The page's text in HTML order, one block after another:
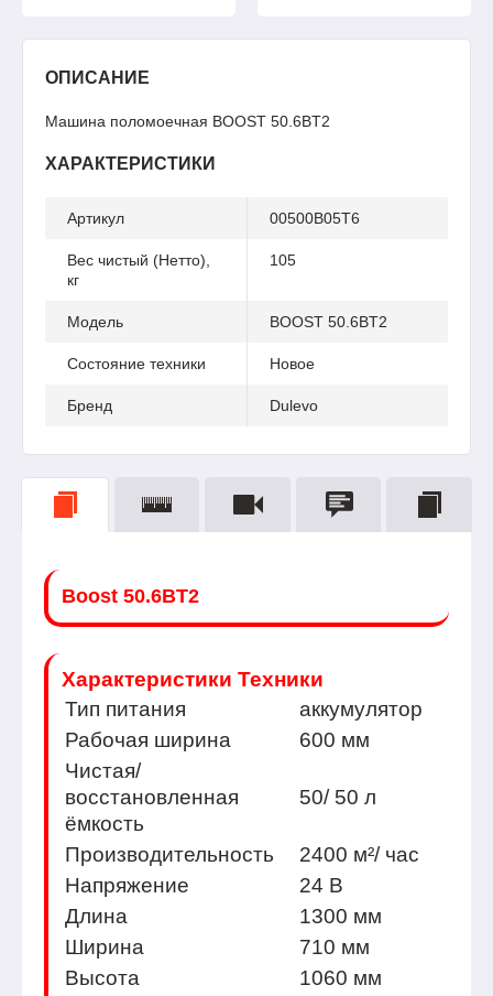
ОПИСАНИЕ
Машина поломоечная BOOST 50.6BT2
ХАРАКТЕРИСТИКИ
Артикул 00500B05T6
Вес чистый (Нетто),
кг
105
Модель BOOST 50.6BT2
Состояние техники Новое
Бренд Dulevo
Boost 50.6BT2
Характеристики Техники
Тип питания
аккумулятор
Рабочая ширина
600 мм
Чистая/
восстановленная
ёмкость
50/ 50 л
Производительность
2400 м²/ час
Напряжение
24 В
Длина
1300 мм
Ширина
710 мм
Высота
1060 мм